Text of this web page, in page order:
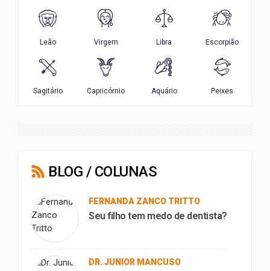
BLOG / COLUNAS
FERNANDA ZANCO TRITTO
Seu filho tem medo de dentista?
DR. JUNIOR MANCUSO